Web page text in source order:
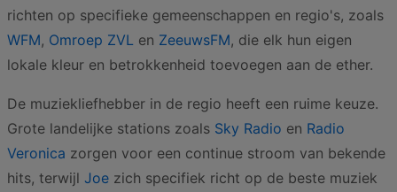
richten op specifieke gemeenschappen en regio's, zoals
WFM, Omroep ZVL en ZeeuwsFM, die elk hun eigen
lokale kleur en betrokkenheid toevoegen aan de ether.
De muziekliefhebber in de regio heeft een ruime keuze.
Grote landelijke stations zoals Sky Radio en Radio
Veronica zorgen voor een continue stroom van bekende
hits, terwijl Joe zich specifiek richt op de beste muziek